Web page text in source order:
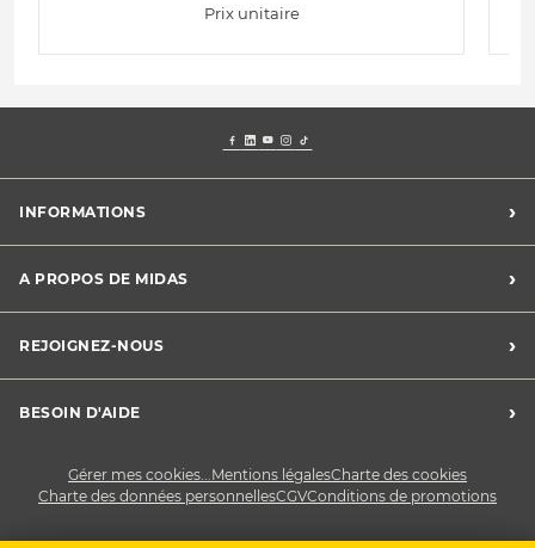
Prix unitaire
INFORMATIONS ›
Charte des cookies
Charte des données personnelles
CGV
Conditions de promotions
A PROPOS DE MIDAS ›
Midas France
Développement durable
REJOIGNEZ-NOUS ›
Devenez franchisé
BESOIN D'AIDE ›
Gérer mes cookies...Mentions légalesCharte des cookies
Charte des données personnellesCGVConditions de promotions